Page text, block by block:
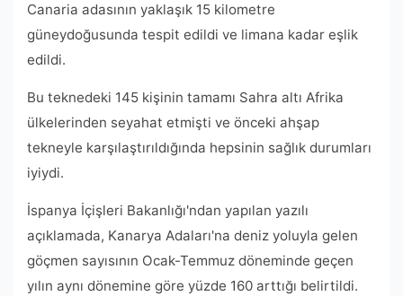
Canaria adasının yaklaşık 15 kilometre
güneydoğusunda tespit edildi ve limana kadar eşlik
edildi.
Bu teknedeki 145 kişinin tamamı Sahra altı Afrika
ülkelerinden seyahat etmişti ve önceki ahşap
tekneyle karşılaştırıldığında hepsinin sağlık durumları
iyiydi.
İspanya İçişleri Bakanlığı'ndan yapılan yazılı
açıklamada, Kanarya Adaları'na deniz yoluyla gelen
göçmen sayısının Ocak-Temmuz döneminde geçen
yılın aynı dönemine göre yüzde 160 arttığı belirtildi.